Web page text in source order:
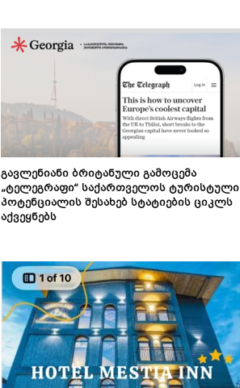
გავლენიანი ბრიტანული გამოცემა
„ტელეგრაფი“ საქართველოს ტურისტული
პოტენციალის შესახებ სტატიების ციკლს
აქვეყნებს